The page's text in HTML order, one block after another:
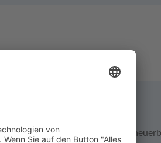
Tauche ein in die Welt der